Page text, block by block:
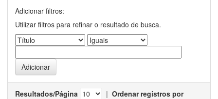
Adicionar filtros:
Utilizar filtros para refinar o resultado de busca.
Resultados/Página | Ordenar registros por